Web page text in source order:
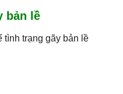
bản lề
tình trạng gãy bản lề